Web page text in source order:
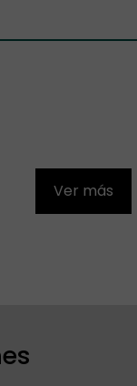
Ver más